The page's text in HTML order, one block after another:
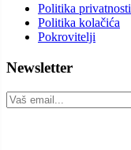
Politika privatnosti
Politika kolačića
Pokrovitelji
Newsletter